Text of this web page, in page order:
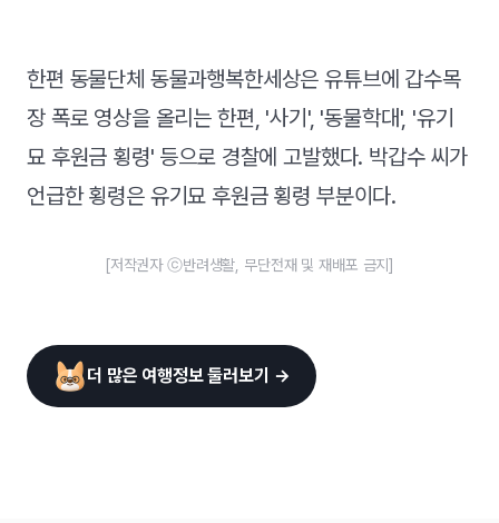
한편 동물단체 동물과행복한세상은 유튜브에 갑수목
장 폭로 영상을 올리는 한편, '사기', '동물학대', '유기
묘 후원금 횡령' 등으로 경찰에 고발했다. 박갑수 씨가
언급한 횡령은 유기묘 후원금 횡령 부분이다.
[저작권자 ⓒ반려생활, 무단전재 및 재배포 금지]
더 많은 여행정보 둘러보기 →